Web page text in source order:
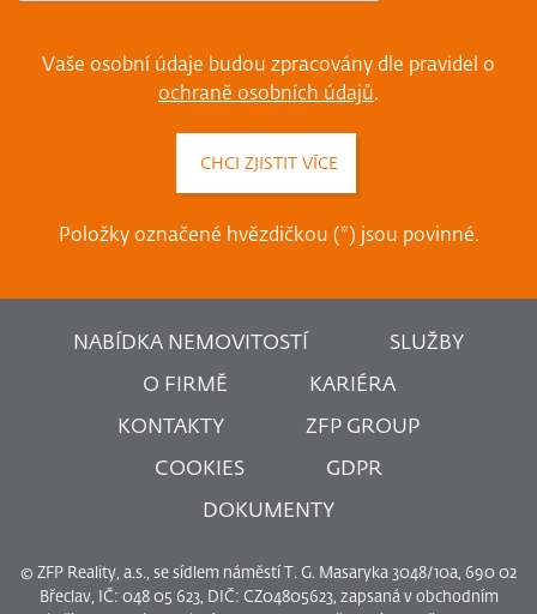
Vaše osobní údaje budou zpracovány dle pravidel o
ochraně osobních údajů.
Položky označené hvězdičkou (*) jsou povinné.
NABÍDKA NEMOVITOSTÍ SLUŽBY
O FIRMĚ KARIÉRA
KONTAKTY ZFP GROUP
COOKIES GDPR
DOKUMENTY
© ZFP Reality, a.s., se sídlem náměstí T. G. Masaryka 3048/10a, 690 02
Břeclav, IČ: 048 05 623, DIČ: CZ04805623, zapsaná v obchodním